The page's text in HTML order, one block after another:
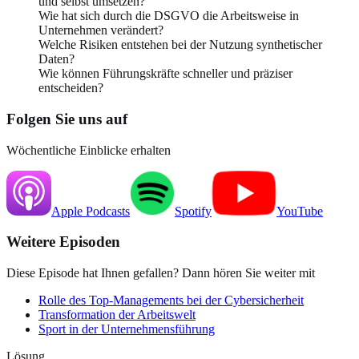
Wie hat sich durch die DSGVO die Arbeitsweise in
Unternehmen verändert?
Welche Risiken entstehen bei der Nutzung synthetischer
Daten?
Wie können Führungskräfte schneller und präziser
entscheiden?
Folgen Sie uns auf
Wöchentliche Einblicke erhalten
Apple Podcasts Spotify YouTube
Weitere Episoden
Diese Episode hat Ihnen gefallen? Dann hören Sie weiter mit
Rolle des Top-Managements bei der Cybersicherheit
Transformation der Arbeitswelt
Sport in der Unternehmensführung
Lösung